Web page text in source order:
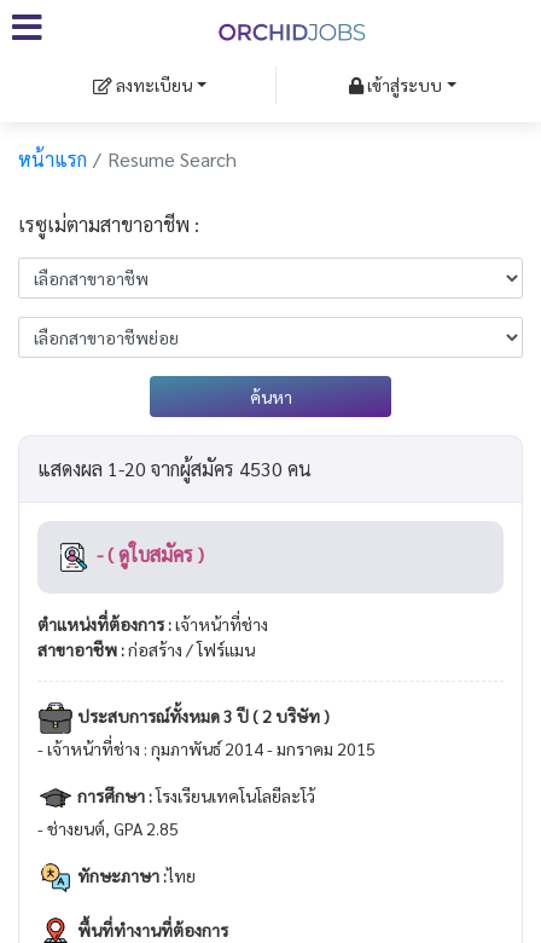
ลงทะเบียน เข้าสู่ระบบ
หน้าแรก Resume Search
เรซูเม่ตามสาขาอาชีพ :
ค้นหา
แสดงผล 1-20 จากผู้สมัคร 4530 คน
- ( ดูใบสมัคร )
ตำแหน่งที่ต้องการ :เจ้าหน้าที่ช่าง
สาขาอาชีพ :ก่อสร้าง / โฟร์แมน
ประสบการณ์ทั้งหมด 3 ปี ( 2 บริษัท )
- เจ้าหน้าที่ช่าง : กุมภาพันธ์ 2014 - มกราคม 2015
การศึกษา :โรงเรียนเทคโนโลยีละโว้
- ช่างยนต์, GPA 2.85
ทักษะภาษา :ไทย
พื้นที่ทำงานที่ต้องการ